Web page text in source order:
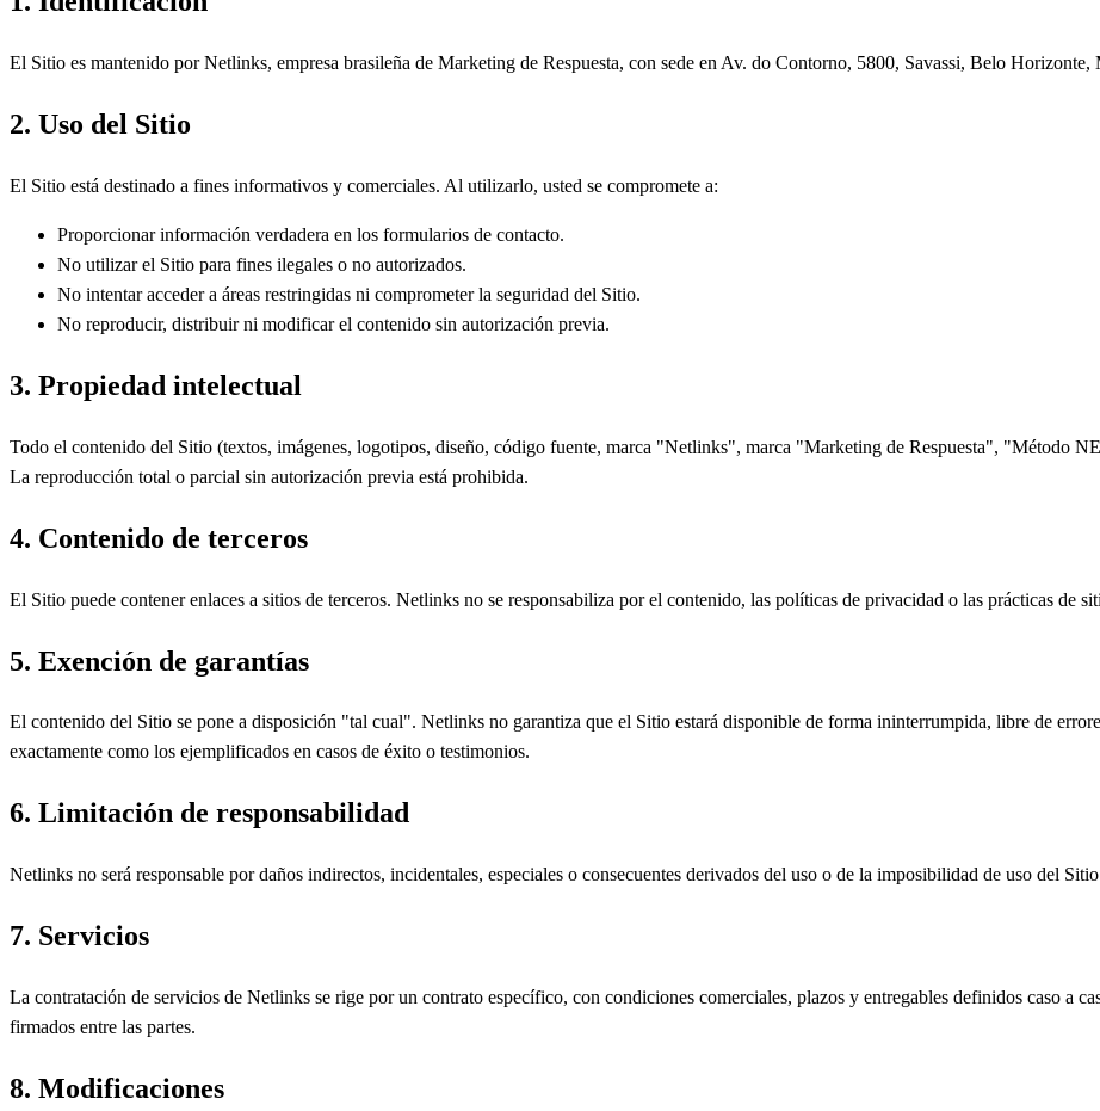
El Sitio es mantenido por Netlinks, empresa brasileña de Marketing de Respuesta, con sede en Av. do Contorno, 5800, Savassi, Belo
2. Uso del Sitio
El Sitio está destinado a fines informativos y comerciales. Al utilizarlo, usted se compromete a:
Proporcionar información verdadera en los formularios de contacto.
No utilizar el Sitio para fines ilegales o no autorizados.
No intentar acceder a áreas restringidas ni comprometer la seguridad del Sitio.
No reproducir, distribuir ni modificar el contenido sin autorización previa.
3. Propiedad intelectual
Todo el contenido del Sitio (textos, imágenes, logotipos, diseño, código fuente, marca "Netlinks", marca "Marketing de Respuesta", "Método
La reproducción total o parcial sin autorización previa está prohibida.
4. Contenido de terceros
El Sitio puede contener enlaces a sitios de terceros. Netlinks no se responsabiliza por el contenido, las políticas de privacidad o las prácticas de
5. Exención de garantías
El contenido del Sitio se pone a disposición "tal cual". Netlinks no garantiza que el Sitio estará disponible de forma ininterrumpida, libre de
exactamente como los ejemplificados en casos de éxito o testimonios.
6. Limitación de responsabilidad
Netlinks no será responsable por daños indirectos, incidentales, especiales o consecuentes derivados del uso o de la imposibilidad de uso del
7. Servicios
La contratación de servicios de Netlinks se rige por un contrato específico, con condiciones comerciales, plazos y entregables definidos caso a
firmados entre las partes.
8. Modificaciones